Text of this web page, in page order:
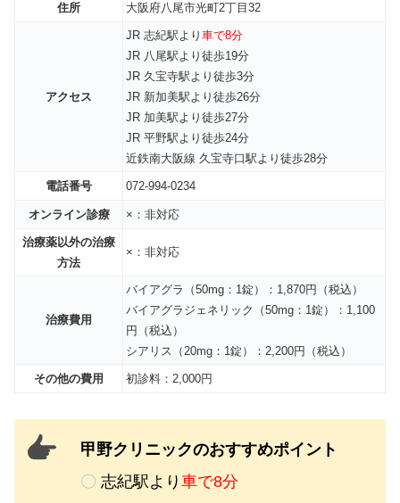
住所 大阪府八尾市光町2丁目32
アクセス
JR 志紀駅より 車で8分
JR 八尾駅より徒歩19分
JR 久宝寺駅より徒歩3分
JR 新加美駅より徒歩26分
JR 加美駅より徒歩27分
JR 平野駅より徒歩24分
近鉄南大阪線 久宝寺口駅より徒歩28分
電話番号 072-994-0234
オンライン診療 ×：非対応
治療薬以外の治療
方法
×：非対応
治療費用
バイアグラ（50mg：1錠）：1,870円（税込）
バイアグラジェネリック（50mg：1錠）：1,100
円（税込）
シアリス（20mg：1錠）：2,200円（税込）
その他の費用 初診料：2,000円
甲野クリニックのおすすめポイント
〇 志紀駅より 車で8分